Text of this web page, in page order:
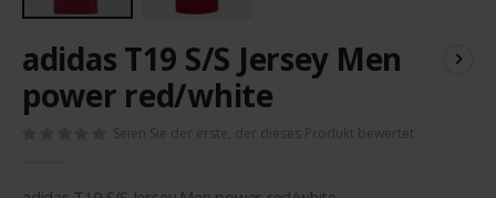
Anfang
der
Bildergalerie
springen
adidas T19 S/S Jersey Men
power red/white
Seien Sie der erste, der dieses Produkt bewertet